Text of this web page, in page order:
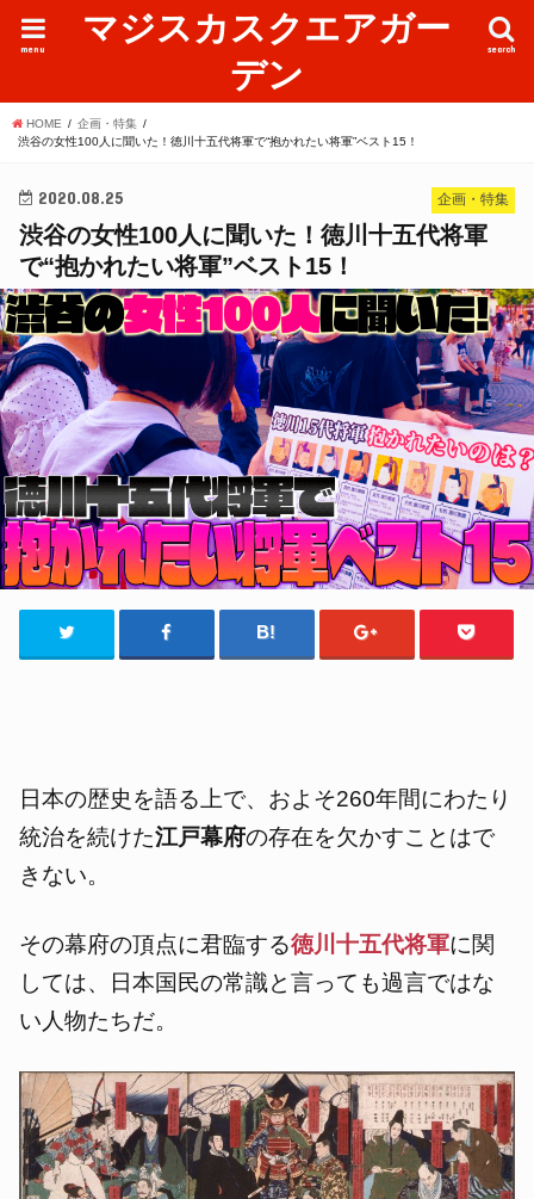
マジスカスクエアガー
デン
search
menu
HOME
企画・特集
渋谷の女性100人に聞いた！徳川十五代将軍で“抱かれたい将軍”ベスト15！
企画・特集
2020.08.25
渋谷の女性100人に聞いた！徳川十五代将軍
で“抱かれたい将軍”ベスト15！
日本の歴史を語る上で、 およそ260年間にわたり
統治を続けた江戸幕府の存在を欠かすことはで
きない。
その幕府の頂点に君臨する徳川十五代将軍に関
しては、日本国民の常識と言っても過言ではな
い人物たちだ。